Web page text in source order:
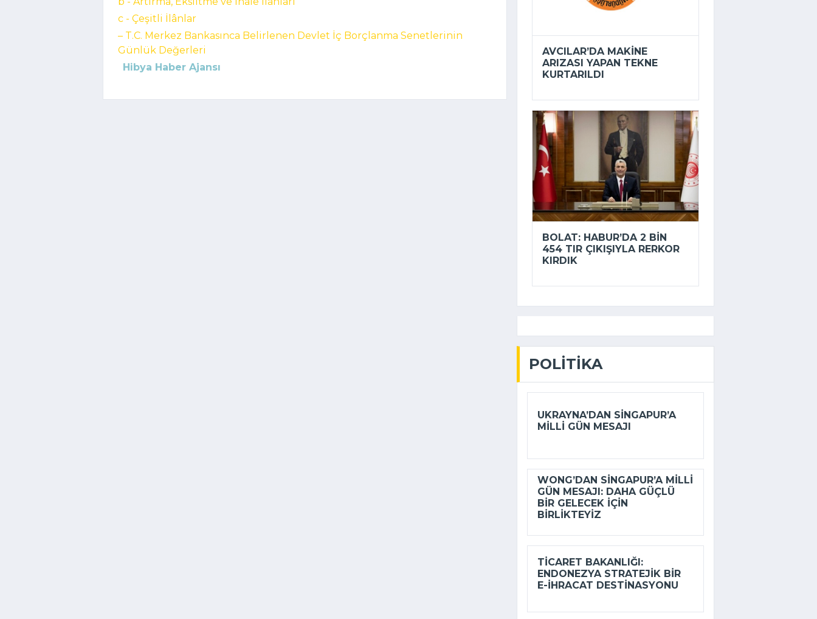
c - Çeşitli İlânlar
– T.C. Merkez Bankasınca Belirlenen Devlet İç Borçlanma Senetlerinin
Günlük Değerleri
Hibya Haber Ajansı
AVCILAR’DA MAKINE
ARIZASI YAPAN TEKNE
KURTARILDI
BOLAT: HABUR’DA 2 BIN
454 TIR ÇIKIŞIYLA RERKOR
KIRDIK
POLITIKA
UKRAYNA’DAN SINGAPUR’A
MILLI GÜN MESAJI
WONG’DAN SINGAPUR’A MILLI
GÜN MESAJI: DAHA GÜÇLÜ
BIR GELECEK IÇIN
BIRLIKTEYIZ
TICARET BAKANLIĞI:
ENDONEZYA STRATEJIK BIR
E-İHRACAT DESTINASYONU